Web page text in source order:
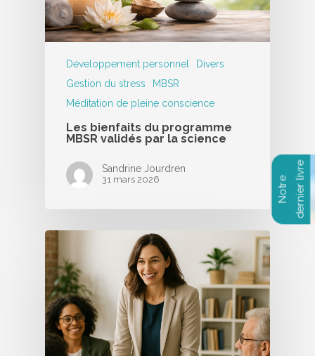
Développement personnel
Divers
Gestion du stress
MBSR
Méditation de pleine conscience
Les bienfaits du programme
MBSR validés par la science
Sandrine Jourdren
31 mars 2026